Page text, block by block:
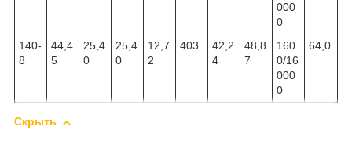
000
0
140-
8
44,4
5
25,4
0
25,4
0
12,7
2
403
42,2
4
48,8
7
160
0/16
000
0
64,0
Скрыть